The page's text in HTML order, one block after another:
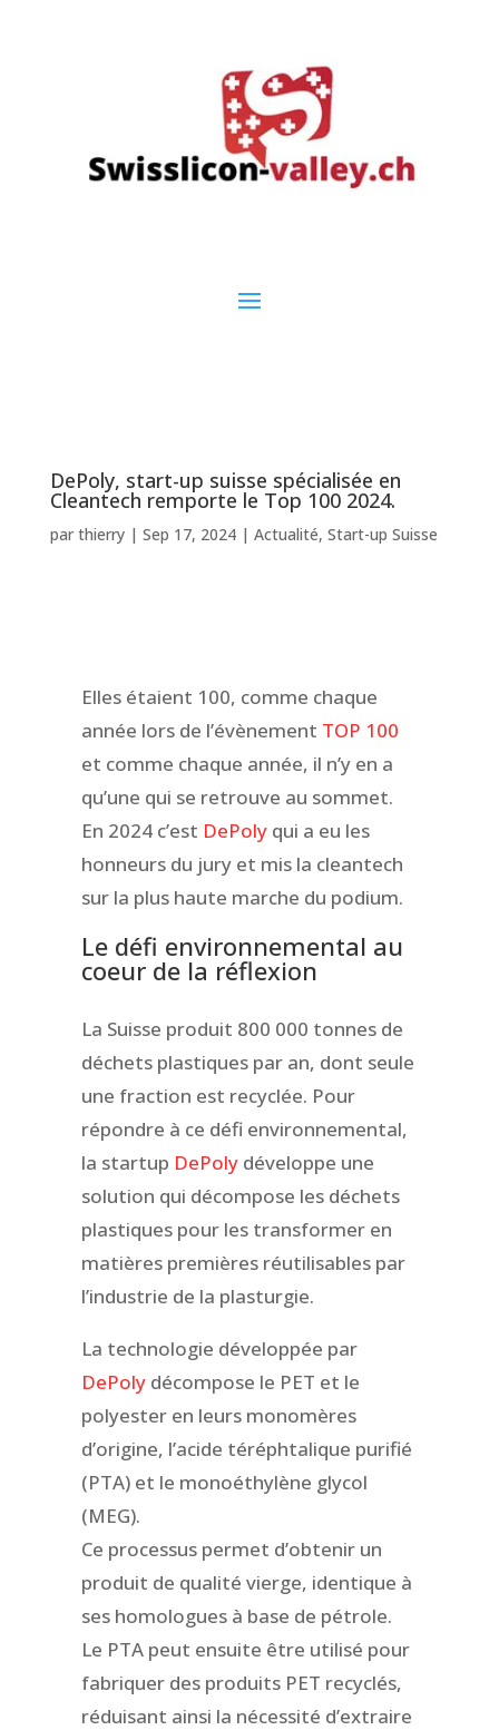
DePoly, start-up suisse spécialisée en
Cleantech remporte le Top 100 2024.
par thierry| Sep 17, 2024| Actualité, Start-up Suisse
Elles étaient 100, comme chaque
année lors de l’évènement TOP 100
et comme chaque année, il n’y en a
qu’une qui se retrouve au sommet.
En 2024 c’est DePoly qui a eu les
honneurs du jury et mis la cleantech
sur la plus haute marche du podium.
Le défi environnemental au
coeur de la réflexion
La Suisse produit 800 000 tonnes de
déchets plastiques par an, dont seule
une fraction est recyclée. Pour
répondre à ce défi environnemental,
la startup DePoly développe une
solution qui décompose les déchets
plastiques pour les transformer en
matières premières réutilisables par
l’industrie de la plasturgie.
La technologie développée par
DePoly décompose le PET et le
polyester en leurs monomères
d’origine, l’acide téréphtalique purifié
(PTA) et le monoéthylène glycol
(MEG).
Ce processus permet d’obtenir un
produit de qualité vierge, identique à
ses homologues à base de pétrole.
Le PTA peut ensuite être utilisé pour
fabriquer des produits PET recyclés,
réduisant ainsi la nécessité d’extraire